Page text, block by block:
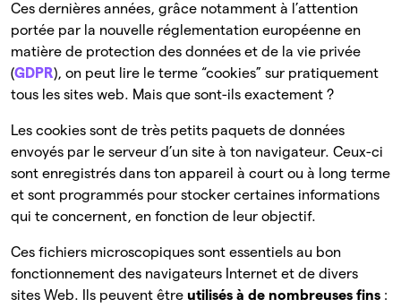
Ces dernières années, grâce notamment à l’attention
portée par la nouvelle réglementation européenne en
matière de protection des données et de la vie privée
(GDPR), on peut lire le terme “cookies” sur pratiquement
tous les sites web. Mais que sont-ils exactement ?
Les cookies sont de très petits paquets de données
envoyés par le serveur d’un site à ton navigateur. Ceux-ci
sont enregistrés dans ton appareil à court ou à long terme
et sont programmés pour stocker certaines informations
qui te concernent, en fonction de leur objectif.
Ces fichiers microscopiques sont essentiels au bon
fonctionnement des navigateurs Internet et de divers
sites Web. Ils peuvent être utilisés à de nombreuses fins :